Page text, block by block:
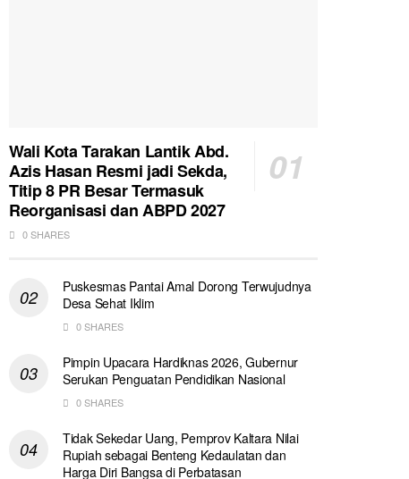
Wali Kota Tarakan Lantik Abd.
Azis Hasan Resmi jadi Sekda,
Titip 8 PR Besar Termasuk
Reorganisasi dan ABPD 2027
0 SHARES
Puskesmas Pantai Amal Dorong Terwujudnya
Desa Sehat Iklim
0 SHARES
Pimpin Upacara Hardiknas 2026, Gubernur
Serukan Penguatan Pendidikan Nasional
0 SHARES
Tidak Sekedar Uang, Pemprov Kaltara Nilai
Rupiah sebagai Benteng Kedaulatan dan
Harga Diri Bangsa di Perbatasan